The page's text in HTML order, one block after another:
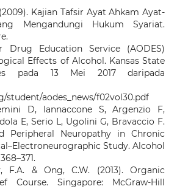
Kajian Tafsir Ayat Ahkam Ayat-
Mengandungi Hukum Syariat.
Drug Education Service (AODES)
Effects of Alcohol. Kansas State
pada 13 Mei 2017 daripada
student/aodes_news/f02vol30.pdf
D, Iannaccone S, Argenzio F,
E, Serio L, Ugolini G, Bravaccio F.
Peripheral Neuropathy in Chronic
Study. Alcohol
F.A. & Ong, C.W. (2013). Organic
Course. Singapore: McGraw-Hill